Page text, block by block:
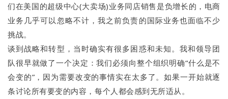
们在美国的超级中心(大卖场)业务同店销售是负增长的，电商
业务几乎可以忽略不计，我之前负责的国际业务也面临不少
挑战。
谈到战略和转型，当时确实有很多困惑和未知。我和领导团
队很早就做了一个决定：我们必须向整个组织明确“什么是不
会变的”，因为需要改变的事情实在太多了。如果一开始就逐
条讨论所有要变的内容，每个人都会感到无所适从。